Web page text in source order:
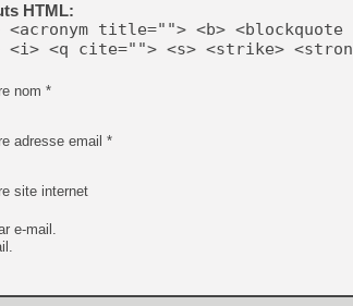
[Mo5] Deux inédits du
[GK] Le beat'em up The
[GK] Endless Legend 2 :
[LS] [PS5] Le WebKit
[GK] Oubliez Crazy Taxi,
[LS] [Switch] NSZ 5.0.0
[GK] Bethesda fête les 30
HTML:
title=""> <b> <blockquote
<i> <q cite=""> <s> <strike>
nom *
adresse email *
site internet
e-mail.